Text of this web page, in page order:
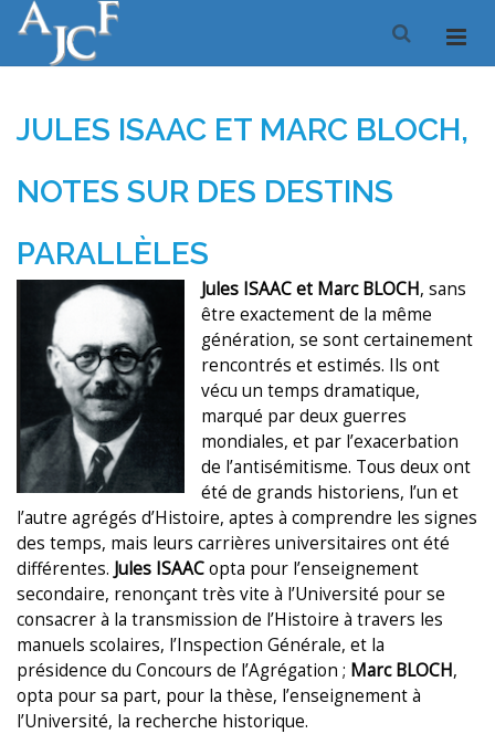
JULES ISAAC ET MARC BLOCH,
NOTES SUR DES DESTINS
PARALLÈLES
Jules ISAAC et Marc BLOCH, sans
être exactement de la même
génération, se sont certainement
rencontrés et estimés. Ils ont
vécu un temps dramatique,
marqué par deux guerres
mondiales, et par l’exacerbation
de l’antisémitisme. Tous deux ont
été de grands historiens, l’un et
l’autre agrégés d’Histoire, aptes à comprendre les signes
des temps, mais leurs carrières universitaires ont été
différentes. Jules ISAACopta pour l’enseignement
secondaire, renonçant très vite à l’Université pour se
consacrer à la transmission de l’Histoire à travers les
manuels scolaires, l’Inspection Générale, et la
présidence du Concours de l’Agrégation ; Marc BLOCH,
opta pour sa part, pour la thèse, l’enseignement à
l’Université, la recherche historique.